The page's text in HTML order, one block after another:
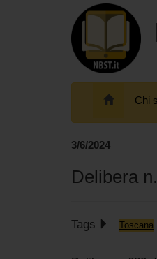
Chi
3/6/2024
Delibera
Tags Toscana